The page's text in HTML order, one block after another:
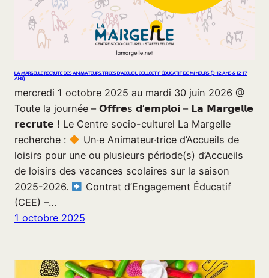
LA MARGELLE RECRUTE DES ANIMATEURS.TRICES D’ACCUEIL COLLECTIF ÉDUCATIF DE MINEURS (3-12 ANS & 12-17
ANS)
mercredi 1 octobre 2025 au mardi 30 juin 2026 @
Toute la journée – 𝗢𝗳𝗳𝗿𝗲s 𝗱’𝗲𝗺𝗽𝗹𝗼𝗶 – 𝗟𝗮 𝗠𝗮𝗿𝗴𝗲𝗹𝗹𝗲
𝗿𝗲𝗰𝗿𝘂𝘁𝗲 ! Le Centre socio-culturel La Margelle
recherche :
Un·e Animateur·trice d’Accueils de
loisirs pour une ou plusieurs période(s) d’Accueils
de loisirs des vacances scolaires sur la saison
2025-2026.
Contrat d’Engagement Éducatif
(CEE) –…
1 octobre 2025